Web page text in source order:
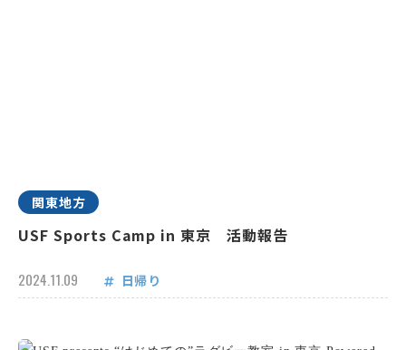
関東地方
USF Sports Camp in 東京 活動報告
2024.11.09 日帰り